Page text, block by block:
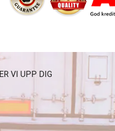
VI UPP DIG